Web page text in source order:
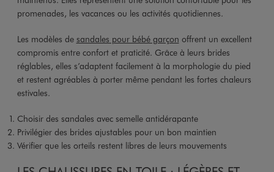
promenades, les vacances ou les activités quotidiennes.
Les modèles de sandales pour bébé garçon offrent un excellent
compromis entre confort et praticité. Grâce à leurs brides
réglables, elles s’adaptent facilement à la morphologie du pied
et restent agréables à porter même pendant les fortes chaleurs
estivales.
Choisir des sandales avec semelle antidérapante
Privilégier des brides ajustables pour un bon maintien
Vérifier que les orteils restent libres de leurs mouvements